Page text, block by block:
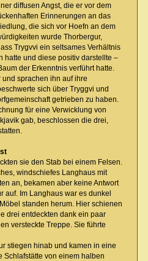
diffusen Angst, die er vor dem
Erinnerungen an das
die sich vor Hoefn an dem
wurde Thorbergur,
Trygvvi ein seltsames Verhältnis
hatte und diese positiv darstellte –
der Erkenntnis verführt hatte.
sprachen ihn auf ihre
sich über Tryggvi und
getrieben zu haben.
für eine Verwicklung von
gab, beschlossen die drei,
sie den Stab bei einem Felsen.
windschiefes Langhaus mit
an, bekamen aber keine Antwort
auf. Im Langhaus war es dunkel
standen herum. Hier schienen
drei entdeckten dank ein paar
versteckte Treppe. Sie führte
stiegen hinab und kamen in eine
von einem halben